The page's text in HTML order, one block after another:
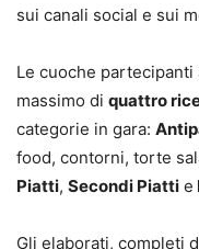
sui canali social e sui
Le cuoche
massimo di quattro
categorie in gara:
food, contorni, torte
Piatti, Secondi Piatti e
Gli elaborati, completi